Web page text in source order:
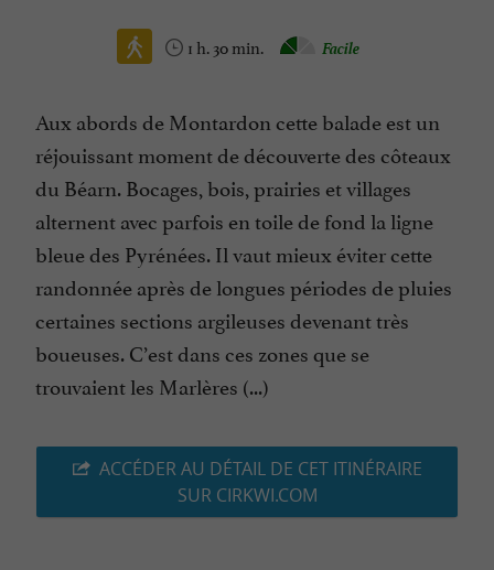
1 h. 30 min. Facile
Aux abords de Montardon cette balade est un
réjouissant moment de découverte des côteaux
du Béarn. Bocages, bois, prairies et villages
alternent avec parfois en toile de fond la ligne
bleue des Pyrénées. Il vaut mieux éviter cette
randonnée après de longues périodes de pluies
certaines sections argileuses devenant très
boueuses. C’est dans ces zones que se
trouvaient les Marlères (...)
ACCÉDER AU DÉTAIL DE CET ITINÉRAIRE
SUR CIRKWI.COM